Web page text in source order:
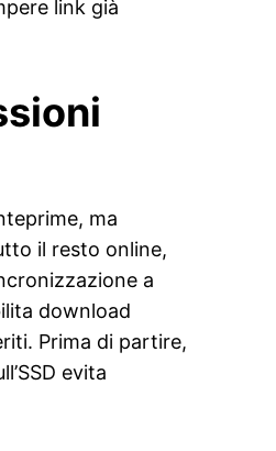
link già
ma
il resto online,
a
download
Prima di partire,
evita